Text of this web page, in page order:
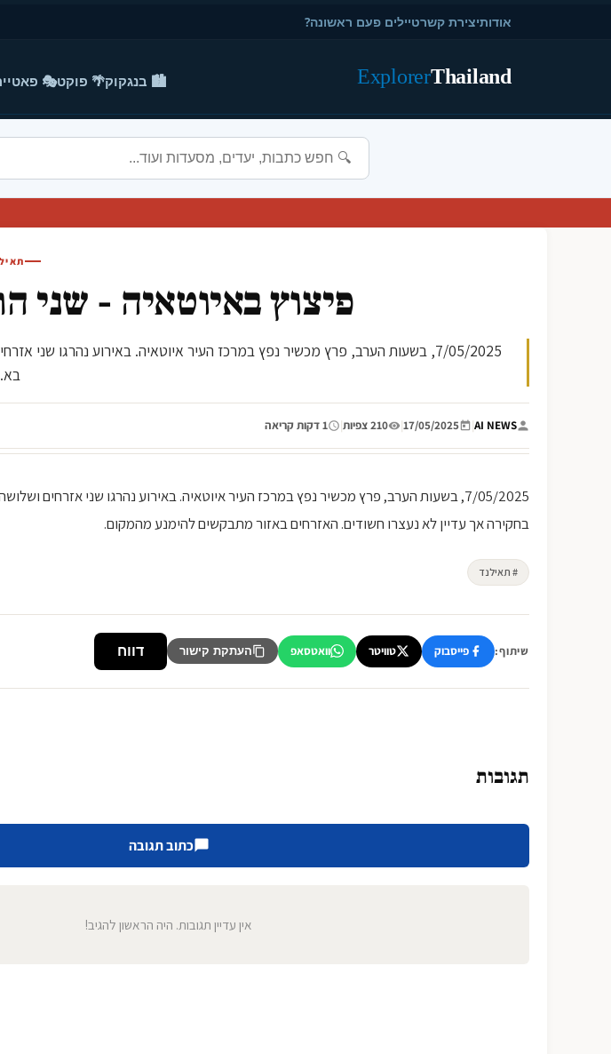
אודותיצירת קשרטיילים פעם ראשונה?
Thailand
Explorer 🏙️ בנגקוק🌴 פוקט🎭
פיצוץ באיוטאיה - שני
7/05/2025, בשעות הערב, פרץ מכשיר נפץ במרכז העיר איוטאיה. באירוע נהרגו
AI NEWS
|
17/05/2025
| 210 צפיות | 1 דקות קריאה
7/05/2025, בשעות הערב, פרץ מכשיר נפץ במרכז העיר איוטאיה. באירוע נהרגו שני אזרחים
בחקירה אך עדיין לא נעצרו חשודים. האזרחים באזור מתבקשים להימנע מהמקום.
# תאילנד
שיתוף: פייסבוק טוויטר וואטסאפ העתקת קישור דווח
תגובות
כתוב תגובה
אין עדיין תגובות. היה הראשון להגיב!